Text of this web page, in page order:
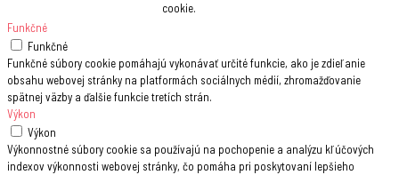
cookie.
Funkčné
Funkčné
Funkčné súbory cookie pomáhajú vykonávať určité funkcie, ako je zdieľanie
obsahu webovej stránky na platformách sociálnych médií, zhromažďovanie
spätnej väzby a ďalšie funkcie tretích strán.
Výkon
Výkon
Výkonnostné súbory cookie sa používajú na pochopenie a analýzu kľúčových
indexov výkonnosti webovej stránky, čo pomáha pri poskytovaní lepšieho